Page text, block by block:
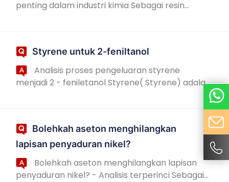
penting dalam industri kimia Sebagai resin
Styrene untuk 2-feniltanol
Analisis proses pengeluaran styrene
menjadi 2 - feniletanol Styrene( Styrene) adalah
Bolehkah aseton menghilangkan
lapisan penyaduran nikel?
Bolehkah aseton menghilangkan lapisan
penyaduran nikel? - Analisis terperinci Sebagai